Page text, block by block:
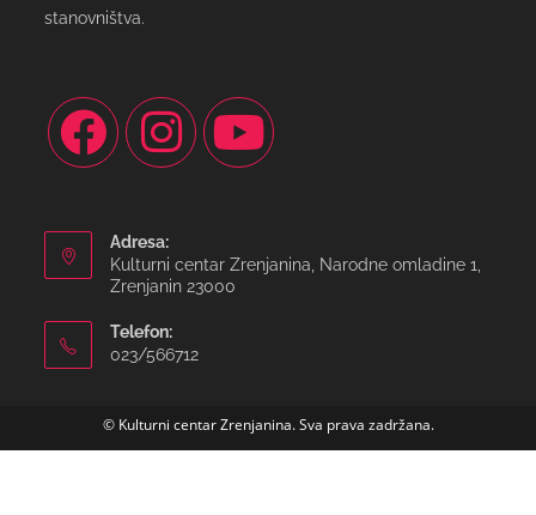
stanovništva.
Adresa:
Kulturni centar Zrenjanina, Narodne omladine 1,
Zrenjanin 23000
Telefon:
023/566712
© Kulturni centar Zrenjanina. Sva prava zadržana.